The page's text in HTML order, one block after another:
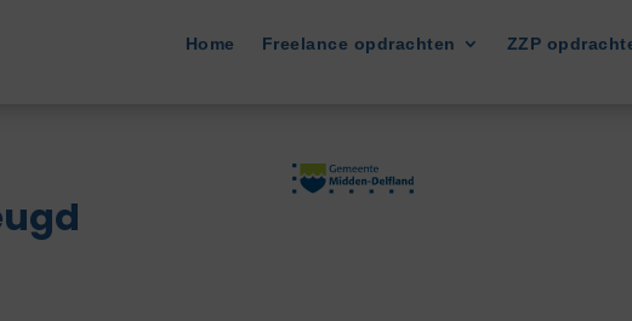
Home Freelance opdrachten ZZP